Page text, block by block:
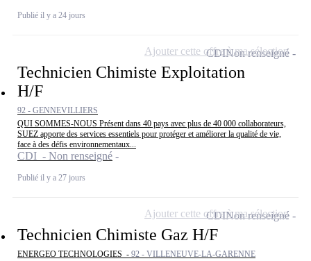
Publié il y a 24 jours
Technicien Chimiste Exploitation
H/F
92 - GENNEVILLIERS
QUI SOMMES-NOUS Présent dans 40 pays avec plus de 40 000 collaborateurs,
SUEZ apporte des services essentiels pour protéger et améliorer la qualité de vie,
face à des défis environnementaux...
CDI - Non renseigné
Publié il y a 27 jours
CDINon renseigné
Ajouter cette offre à ma sélection
Technicien Chimiste Gaz H/F
ENERGEO TECHNOLOGIES - 92 - VILLENEUVE-LA-GARENNE
CDINon renseigné
Ajouter cette offre à ma sélection